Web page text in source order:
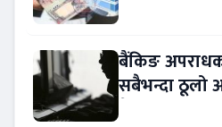
बैंकिङ
सबैभन्दा ठूलो